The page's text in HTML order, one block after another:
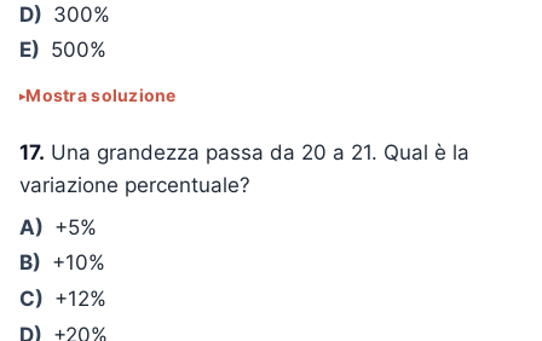
D) 300%
E) 500%
Mostra soluzione
17. Una grandezza passa da 20 a 21. Qual è la
variazione percentuale?
A) +5%
B) +10%
C) +12%
D) +20%